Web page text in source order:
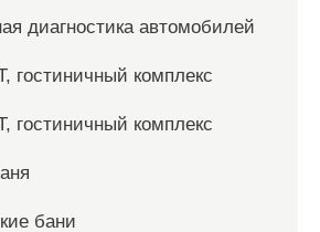
диагностика автомобилей
комплекс
комплекс
бани